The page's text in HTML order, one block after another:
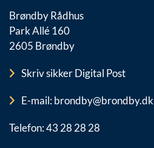
Brøndby Rådhus
Park Allé 160
2605 Brøndby
Skriv sikker Digital Post
E-mail: brondby@brondby.dk
Telefon: 43 28 28 28